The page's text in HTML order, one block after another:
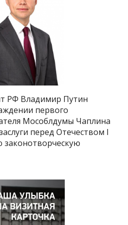
РФ Владимир Путин
первого
Мособлдумы Чаплина
перед Отечеством I
законотворческую